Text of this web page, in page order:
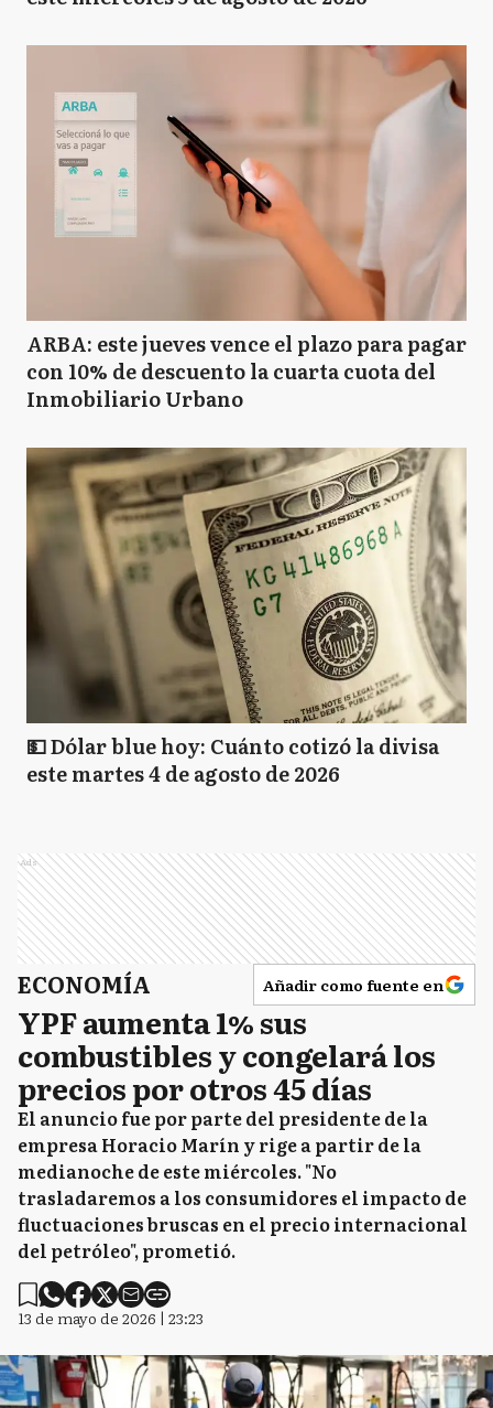
ARBA: este jueves vence el plazo para pagar
con 10% de descuento la cuarta cuota del
Inmobiliario Urbano
💵 Dólar blue hoy: Cuánto cotizó la divisa
este martes 4 de agosto de 2026
Ads
ECONOMÍA Añadir como fuente en
YPF aumenta 1% sus
combustibles y congelará los
precios por otros 45 días
El anuncio fue por parte del presidente de la
empresa Horacio Marín y rige a partir de la
medianoche de este miércoles. "No
trasladaremos a los consumidores el impacto de
fluctuaciones bruscas en el precio internacional
del petróleo", prometió.
13 de mayo de 2026 | 23:23